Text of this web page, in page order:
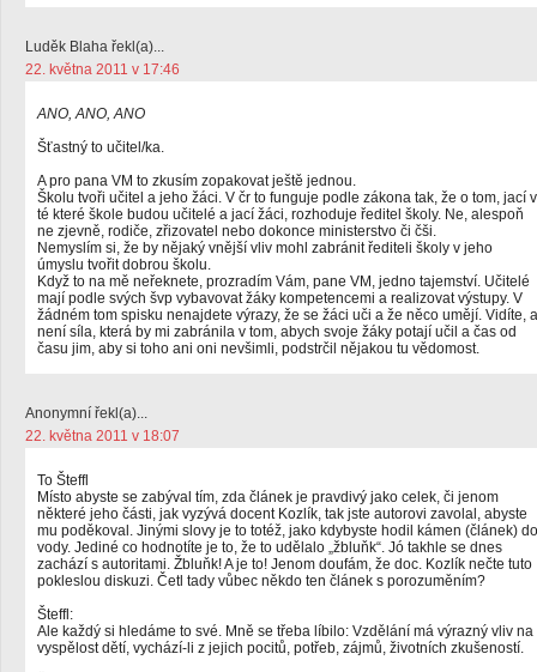
Luděk Blaha řekl(a)...
22. května 2011 v 17:46
ANO, ANO, ANO
Šťastný to učitel/ka.
A pro pana VM to zkusím zopakovat ještě jednou.
Školu tvoři učitel a jeho žáci. V čr to funguje podle zákona tak, že o tom, jací v
té které škole budou učitelé a jací žáci, rozhoduje ředitel školy. Ne, alespoň
ne zjevně, rodiče, zřizovatel nebo dokonce ministerstvo či čši.
Nemyslím si, že by nějaký vnější vliv mohl zabránit řediteli školy v jeho
úmyslu tvořit dobrou školu.
Když to na mě neřeknete, prozradím Vám, pane VM, jedno tajemství. Učitelé
mají podle svých švp vybavovat žáky kompetencemi a realizovat výstupy. V
žádném tom spisku nenajdete výrazy, že se žáci uči a že něco umějí. Vidíte, a
není síla, která by mi zabránila v tom, abych svoje žáky potají učil a čas od
času jim, aby si toho ani oni nevšimli, podstrčil nějakou tu vědomost.
Anonymní řekl(a)...
22. května 2011 v 18:07
To Šteffl
Místo abyste se zabýval tím, zda článek je pravdivý jako celek, či jenom
některé jeho části, jak vyzývá docent Kozlík, tak jste autorovi zavolal, abyste
mu poděkoval. Jinými slovy je to totéž, jako kdybyste hodil kámen (článek) do
vody. Jediné co hodnotíte je to, že to udělalo „žbluňk“. Jó takhle se dnes
zachází s autoritami. Žbluňk! A je to! Jenom doufám, že doc. Kozlík nečte tuto
pokleslou diskuzi. Četl tady vůbec někdo ten článek s porozuměním?
Šteffl:
Ale každý si hledáme to své. Mně se třeba líbilo: Vzdělání má výrazný vliv na
vyspělost dětí, vychází-li z jejich pocitů, potřeb, zájmů, životních zkušeností.